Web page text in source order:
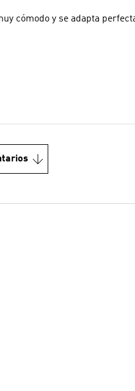
cómodo y se adapta